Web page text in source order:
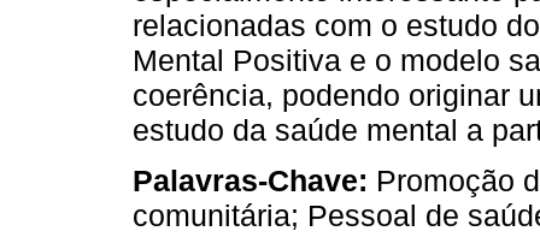
relacionadas com o estudo
Mental Positiva e o modelo
coerência, podendo originar
estudo da saúde mental a
Palavras-Chave: Promoção
comunitária; Pessoal de